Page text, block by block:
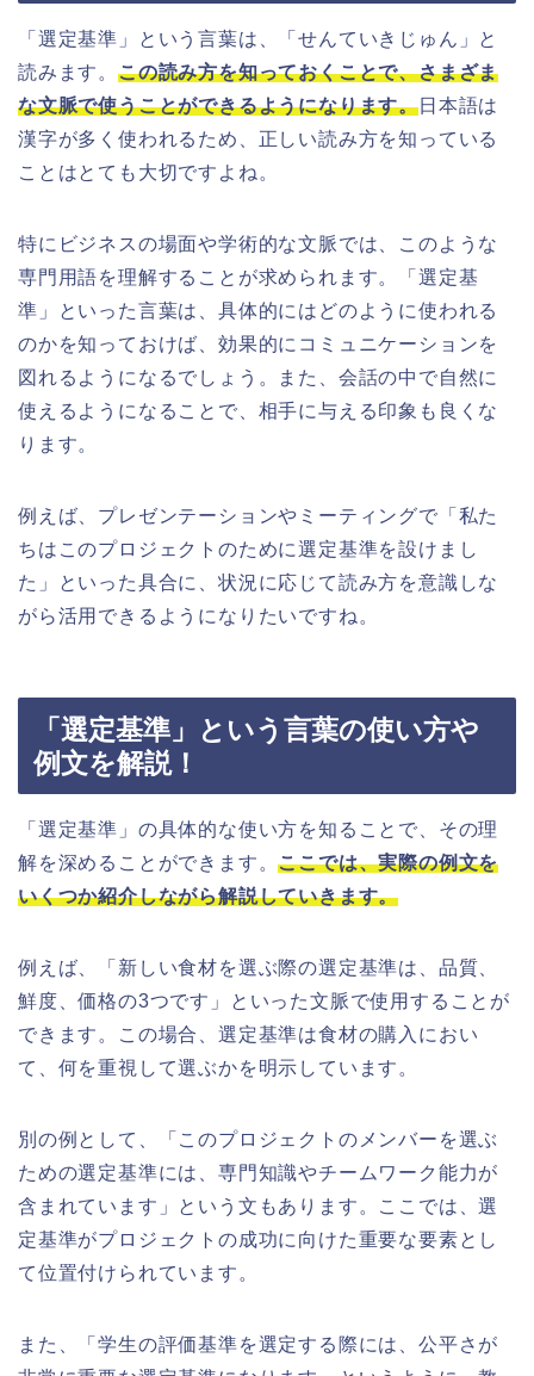
「選定基準」という言葉は、「せんていきじゅん」と
読みます。 この読み方を知っておくことで、さまざま
な文脈で使うことができるようになります。日本語は
漢字が多く使われるため、正しい読み方を知っている
ことはとても大切ですよね。
特にビジネスの場面や学術的な文脈では、このような
専門用語を理解することが求められます。「選定基
準」といった言葉は、具体的にはどのように使われる
のかを知っておけば、効果的にコミュニケーションを
図れるようになるでしょう。また、会話の中で自然に
使えるようになることで、相手に与える印象も良くな
ります。
例えば、プレゼンテーションやミーティングで「私た
ちはこのプロジェクトのために選定基準を設けまし
た」といった具合に、状況に応じて読み方を意識しな
がら活用できるようになりたいですね。
「選定基準」という言葉の使い方や
例文を解説！
「選定基準」の具体的な使い方を知ることで、その理
解を深めることができます。ここでは、実際の例文を
いくつか紹介しながら解説していきます。
例えば、「新しい食材を選ぶ際の選定基準は、品質、
鮮度、価格の3つです」といった文脈で使用することが
できます。この場合、選定基準は食材の購入におい
て、何を重視して選ぶかを明示しています。
別の例として、「このプロジェクトのメンバーを選ぶ
ための選定基準には、専門知識やチームワーク能力が
含まれています」という文もあります。ここでは、選
定基準がプロジェクトの成功に向けた重要な要素とし
て位置付けられています。
また、「学生の評価基準を選定する際には、公平さが